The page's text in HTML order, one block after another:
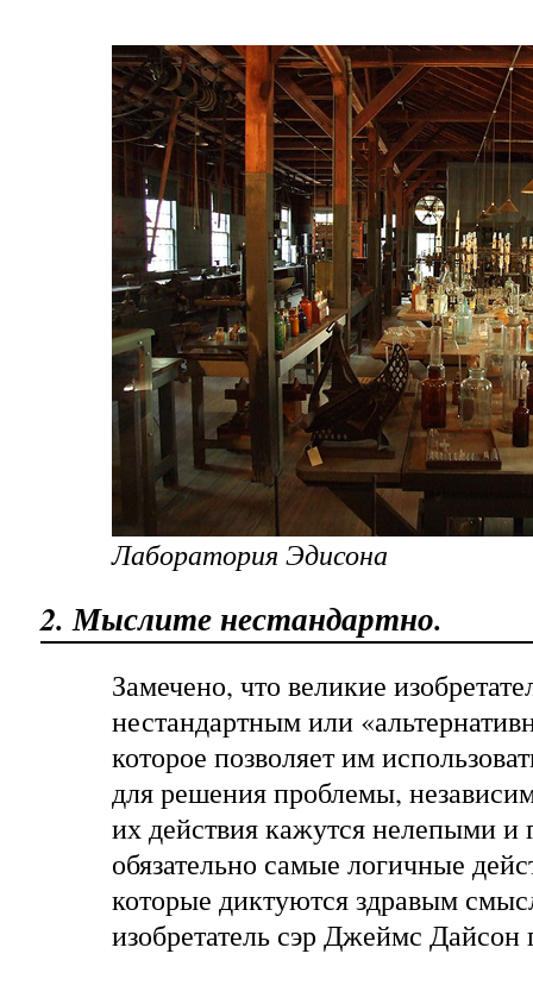
Лаборатория Эдисона
2. Мыслите нестандартно.
Замечено, что великие
нестандартным или
которое позволяет им
для решения проблемы,
их действия кажутся нелепыми
обязательно самые логичные
которые диктуются здравым
изобретатель сэр Джеймс Дайсон